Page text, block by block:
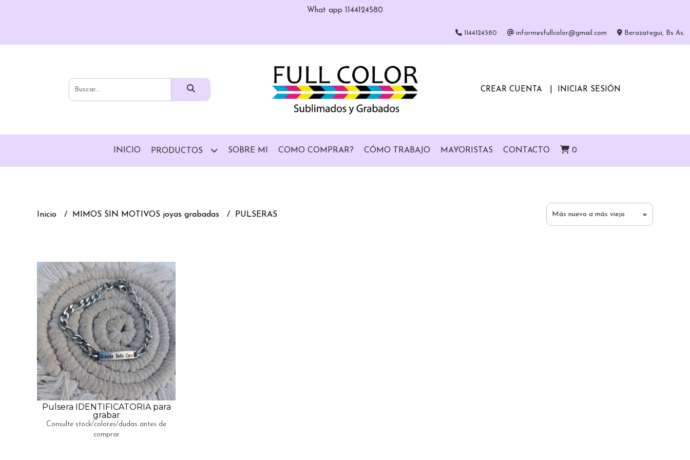
What app 1144124580
1144124580 informesfullcolor@gmail.com Berazategui, Bs As.
CREAR CUENTA INICIAR SESIÓN
INICIO PRODUCTOS SOBRE MI COMO COMPRAR? CÓMO TRABAJO MAYORISTAS CONTACTO 0
Inicio MIMOS SIN MOTIVOS joyas grabadas PULSERAS
Pulsera IDENTIFICATORIA para
grabar
Consulte stock/colores/dudas antes de
comprar